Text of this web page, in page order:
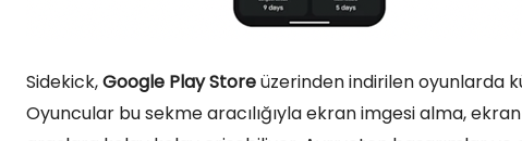
Sidekick,Google Play Storeüzerinden indirilen oyunlarda
Oyuncular bu sekme aracılığıyla ekran imgesi alma,